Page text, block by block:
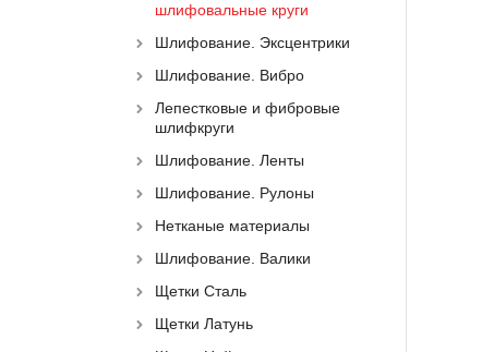
шлифовальные круги
Шлифование. Эксцентрики
Шлифование. Вибро
Лепестковые и фибровые
шлифкруги
Шлифование. Ленты
Шлифование. Рулоны
Нетканые материалы
Шлифование. Валики
Щетки Сталь
Щетки Латунь